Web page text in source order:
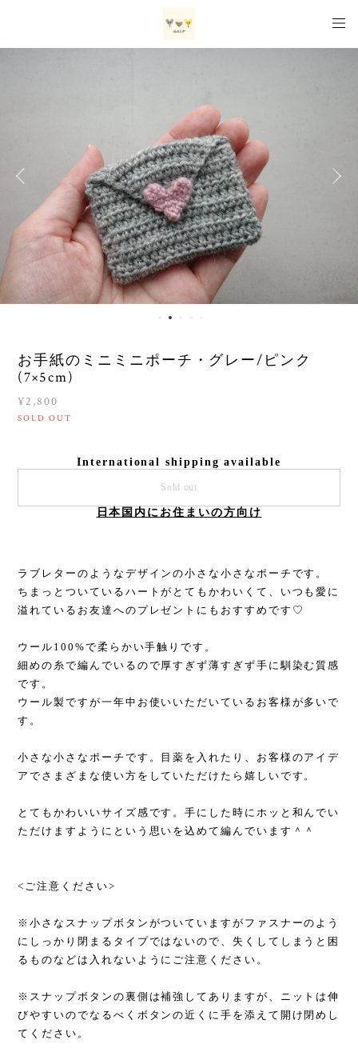
お手紙のミニミニポーチ・グレー/ピンク
(7×5cm)
¥2,800
SOLD OUT
International shipping available
Sold out
日本国内にお住まいの方向け
ラブレターのようなデザインの小さな小さなポーチです。
ちまっとついているハートがとてもかわいくて、いつも愛に
溢れているお友達へのプレゼントにもおすすめです♡
ウール100%で柔らかい手触りです。
細めの糸で編んでいるので厚すぎず薄すぎず手に馴染む質感
です。
ウール製ですが一年中お使いいただいているお客様が多いで
す。
小さな小さなポーチです。目薬を入れたり、お客様のアイデ
アでさまざまな使い方をしていただけたら嬉しいです。
とてもかわいいサイズ感です。手にした時にホッと和んでい
ただけますようにという思いを込めて編んでいます＾＾
<ご注意ください>
※小さなスナップボタンがついていますがファスナーのよう
にしっかり閉まるタイプではないので、失くしてしまうと困
るものなどは入れないようにご注意ください。
※スナップボタンの裏側は補強してありますが、ニットは伸
びやすいのでなるべくボタンの近くに手を添えて開け閉めし
てください。